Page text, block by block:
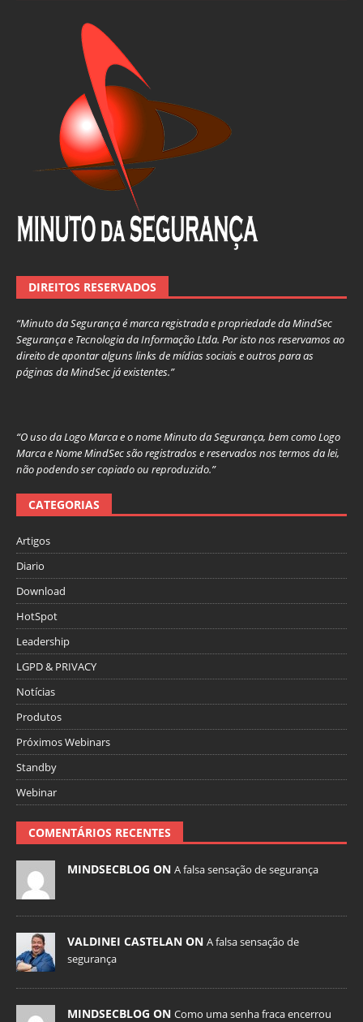
DIREITOS RESERVADOS
“Minuto da Segurança é marca registrada e propriedade da MindSec
Segurança e Tecnologia da Informação Ltda. Por isto nos reservamos ao
direito de apontar alguns links de mídias sociais e outros para as
páginas da MindSec já existentes.”
“O uso da Logo Marca e o nome Minuto da Segurança, bem como Logo
Marca e Nome MindSec são registrados e reservados nos termos da lei,
não podendo ser copiado ou reproduzido.”
CATEGORIAS
Artigos
Diario
Download
HotSpot
Leadership
LGPD & PRIVACY
Notícias
Produtos
Próximos Webinars
Standby
Webinar
COMENTÁRIOS RECENTES
MINDSECBLOG ON A falsa sensação de segurança
VALDINEI CASTELAN ON A falsa sensação de
segurança
MINDSECBLOG ON Como uma senha fraca encerrou